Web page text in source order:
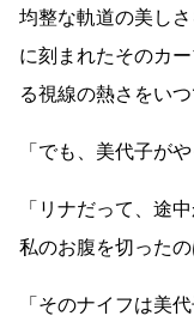
均整な軌道の美し
に刻まれたそのカ
る視線の熱さをいつ
「でも、美代子が
「リナだって、途
私のお腹を切ったの
「そのナイフは美